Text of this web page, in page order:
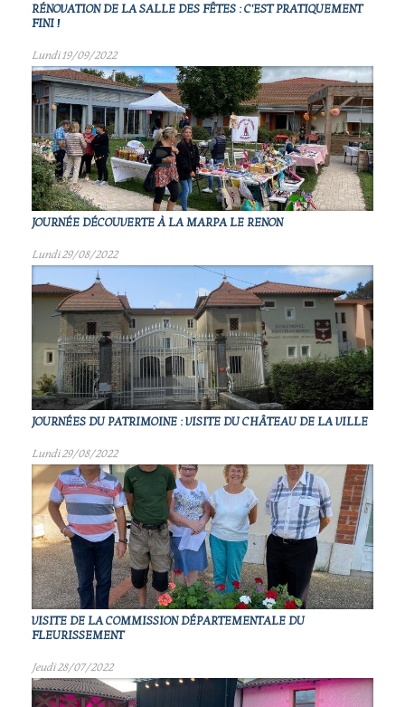
RÉNOVATION DE LA SALLE DES FÊTES : C'EST PRATIQUEMENT
FINI !
Lundi 19/09/2022
JOURNÉE DÉCOUVERTE À LA MARPA LE RENON
Lundi 29/08/2022
JOURNÉES DU PATRIMOINE : VISITE DU CHÂTEAU DE LA VILLE
Lundi 29/08/2022
VISITE DE LA COMMISSION DÉPARTEMENTALE DU
FLEURISSEMENT
Jeudi 28/07/2022